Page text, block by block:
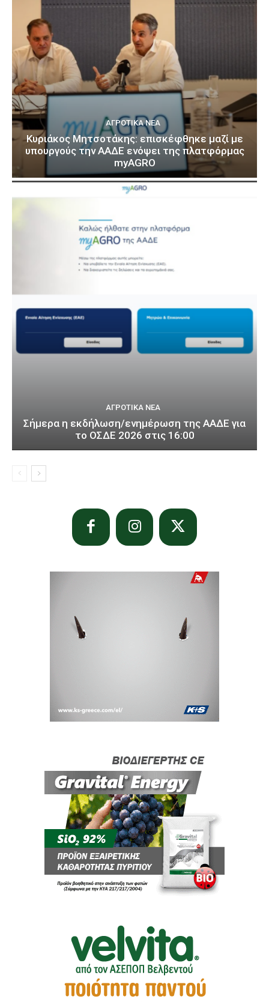
ΑΓΡΟΤΙΚΆ ΝΈΑ
Κυριάκος Μητσοτάκης: επισκέφθηκε μαζί με
υπουργούς την ΑΑΔΕ ενόψει της πλατφόρμας
myAGRO
ΑΓΡΟΤΙΚΆ ΝΈΑ
Σήμερα η εκδήλωση/ενημέρωση της ΑΑΔΕ για
το ΟΣΔΕ 2026 στις 16:00